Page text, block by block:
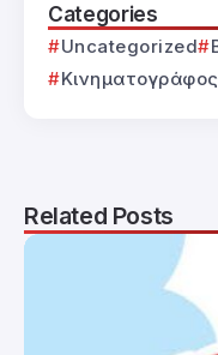
Categories
Uncategorized
Κινηματογράφος
Related Posts